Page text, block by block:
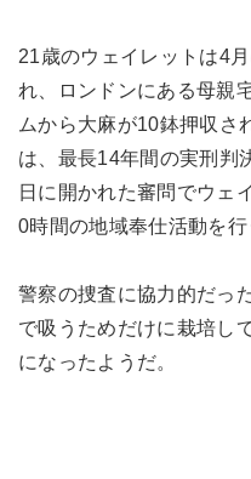
21歳のウェイレットは4
れ、ロンドンにある母親
ムから大麻が10鉢押収さ
は、最長14年間の実刑判
日に開かれた審問でウェ
0時間の地域奉仕活動を行
警察の捜査に協力的だっ
で吸うためだけに栽培し
になったようだ。